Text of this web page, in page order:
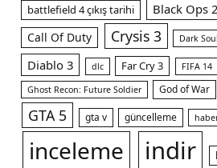
battlefield 4 çıkış tarihi Black Ops 2
Call Of Duty Crysis 3 Dark
Diablo 3 dlc Far Cry 3 FIFA 14
Ghost Recon: Future Soldier God of War
GTA 5 gta v güncelleme
inceleme indir